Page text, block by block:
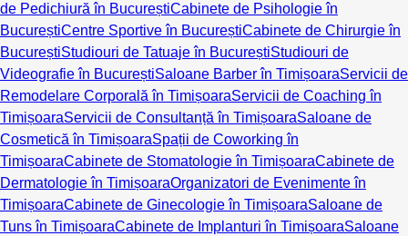
de Pedichiură în BucureștiCabinete de Psihologie în
BucureștiCentre Sportive în BucureștiCabinete de Chirurgie în
BucureștiStudiouri de Tatuaje în BucureștiStudiouri de
Videografie în BucureștiSaloane Barber în TimișoaraServicii de
Remodelare Corporală în TimișoaraServicii de Coaching în
TimișoaraServicii de Consultanță în TimișoaraSaloane de
Cosmetică în TimișoaraSpații de Coworking în
TimișoaraCabinete de Stomatologie în TimișoaraCabinete de
Dermatologie în TimișoaraOrganizatori de Evenimente în
TimișoaraCabinete de Ginecologie în TimișoaraSaloane de
Tuns în TimișoaraCabinete de Implanturi în TimișoaraSaloane